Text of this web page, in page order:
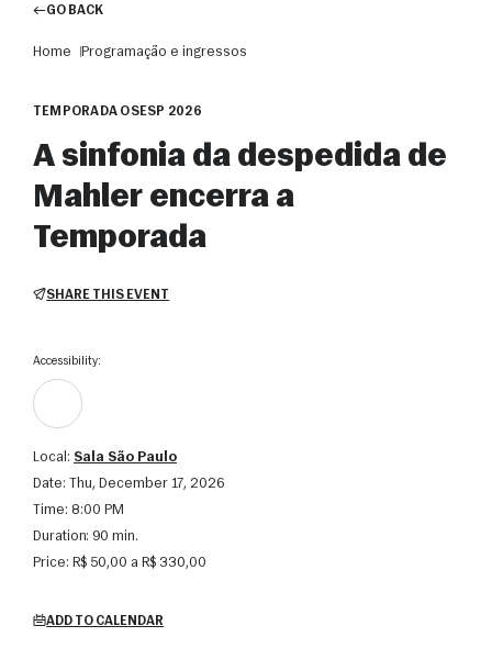
GO BACK
Home Programação e ingressos
TEMPORADA OSESP 2026
A sinfonia da despedida de
Mahler encerra a
Temporada
SHARE THIS EVENT
Accessibility:
Local: Sala São Paulo
Date:
Thu, December 17, 2026
Time:
8:00 PM
Duration: 90 min.
Price: R$ 50,00 a R$ 330,00
ADD TO CALENDAR